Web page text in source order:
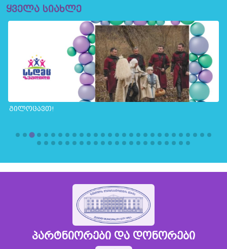
ყველა სიახლე
გილოცავთ!
პარტნიორები და დონორები